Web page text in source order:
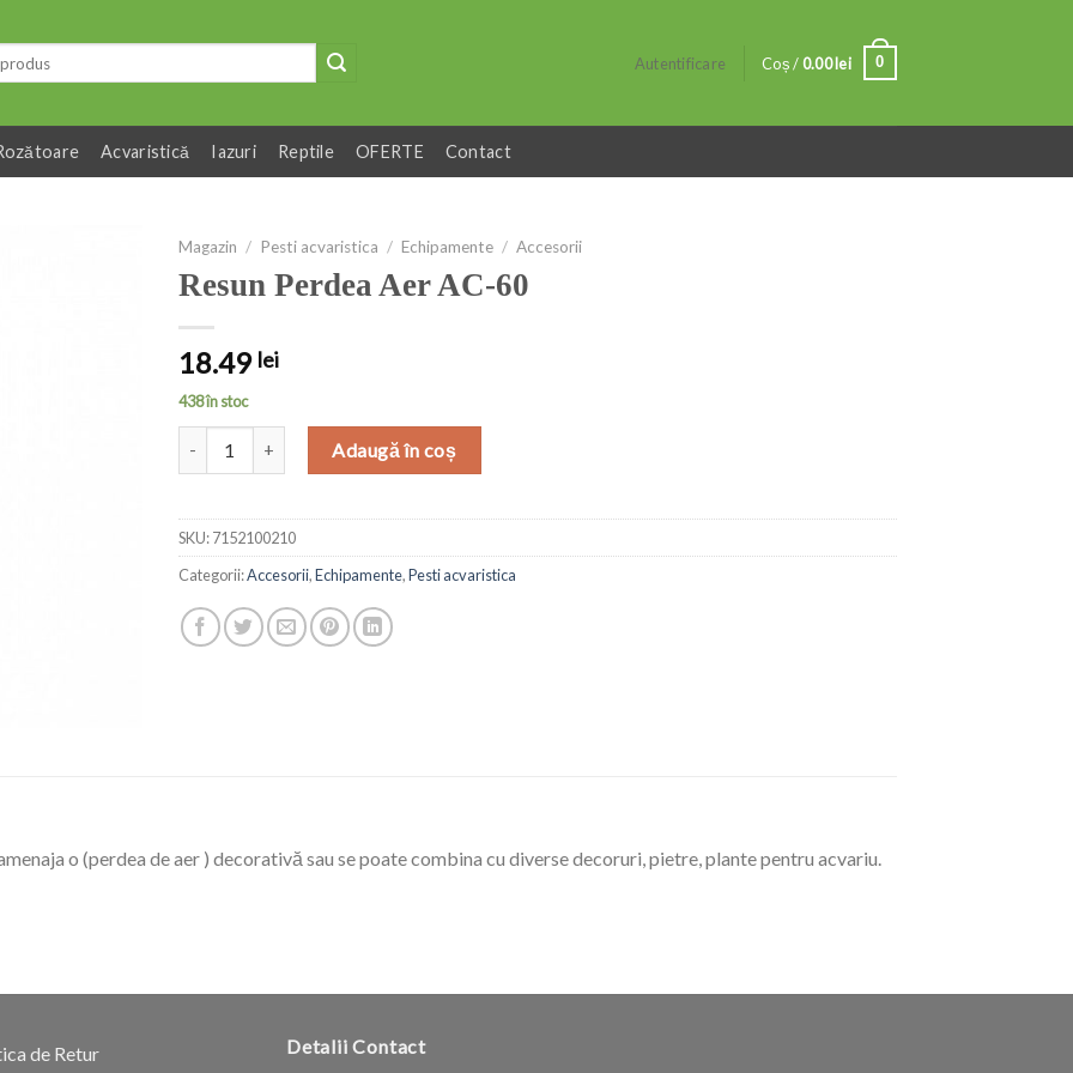
Autentificare Coș /0.00lei 0
Acvaristică Iazuri Reptile OFERTE Contact
Magazin / Pesti acvaristica / Echipamente / Accesorii
Resun Perdea Aer AC-60
18.49 lei
438 în stoc
Cantitate Resun Perdea Aer AC-60
Adaugă în coș
SKU:7152100210
Categorii:Accesorii,Echipamente,Pesti acvaristica
o (perdea de aer ) decorativă sau se poate combina cu diverse decoruri, pietre, plante pentru acvariu.
de Retur Detalii Contact